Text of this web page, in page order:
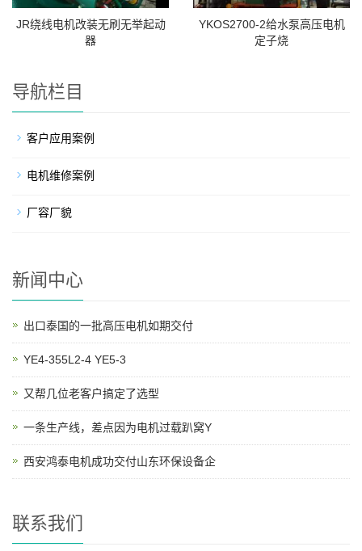
JR绕线电机改装无刷无举起动
器
YKOS2700-2给水泵高压电机
定子烧
导航栏目
客户应用案例
电机维修案例
厂容厂貌
新闻中心
出口泰国的一批高压电机如期交付
YE4-355L2-4 YE5-3
又帮几位老客户搞定了选型
一条生产线，差点因为电机过载趴窝Y
西安鸿泰电机成功交付山东环保设备企
联系我们